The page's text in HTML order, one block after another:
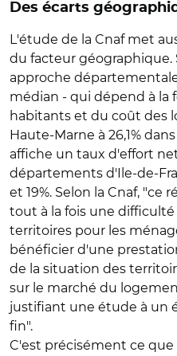
Des écarts
L'étude de la Cnaf met
du facteur géographique.
approche
médian - qui dépend à la
habitants et du coût des
Haute-Marne à 26,1%
affiche un taux d'effort
départements d'Ile-de-
et 19%. Selon la Cnaf,
tout à la fois une difficulté
territoires pour les
bénéficier d'une
de la situation des
sur le marché du
justifiant une étude à un
fin".
C'est précisément ce